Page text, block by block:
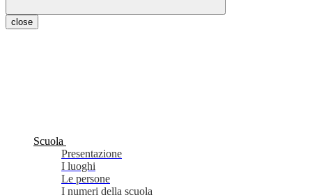
close
Scuola
Presentazione
I luoghi
Le persone
I numeri della scuola